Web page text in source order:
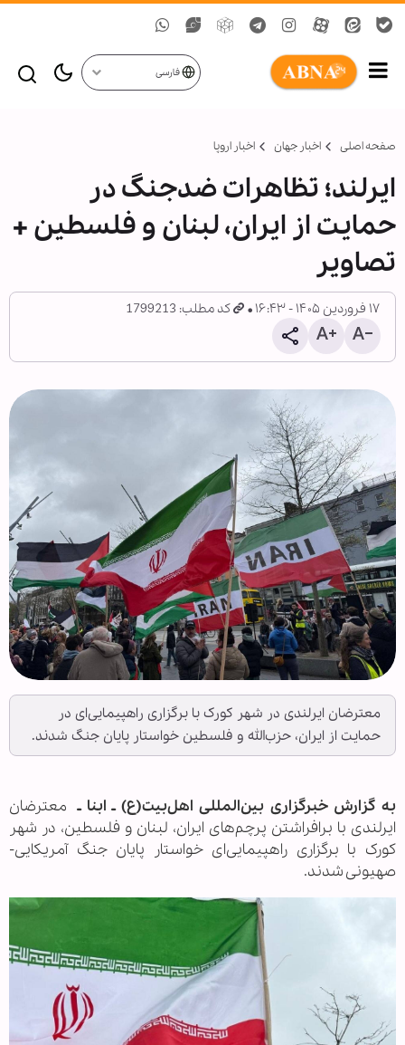
فارسی
صفحه اصلی اخبار جهان اخبار اروپا
ایرلند؛ تظاهرات ضدجنگ در
حمایت از ایران، لبنان و فلسطین +
تصاویر
۱۷ فروردین ۱۴۰۵ - ۱۶:۴۳ کد مطلب: 1799213
معترضان ایرلندی در شهر کورک با برگزاری راهپیمایی‌ای در
حمایت از ایران، حزب‌الله و فلسطین خواستار پایان جنگ شدند.
به گزارش خبرگزاری بین‌المللی اهل‌بیت(ع) ـ ابنا ـ معترضان
ایرلندی با برافراشتن پرچم‌های ایران، لبنان و فلسطین، در شهر
کورک با برگزاری راهپیمایی‌ای خواستار پایان جنگ آمریکایی-
صهیونی شدند.